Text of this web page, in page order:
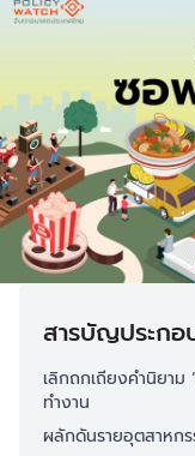
สารบัญประกอ
เลิกถกเถียงคำนิยาม
ทำงาน
ผลักดันรายอุตสาหก